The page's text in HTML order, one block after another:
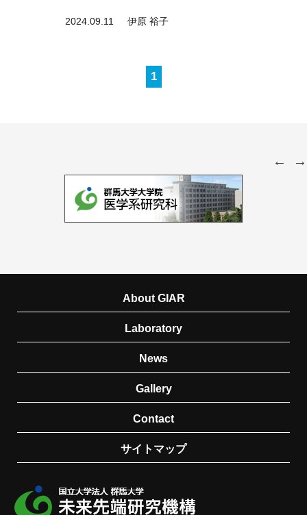
2024.09.11 伊原 裕子
1
About GIAR
Laboratory
News
Gallery
Contact
サイトマップ